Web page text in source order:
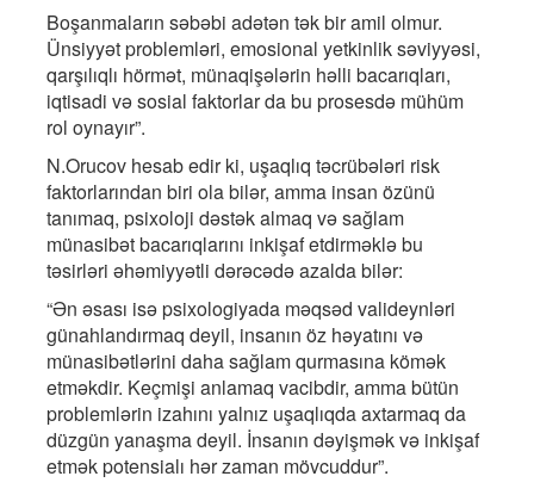
Boşanmaların səbəbi adətən tək bir amil olmur.
Ünsiyyət problemləri, emosional yetkinlik səviyyəsi,
qarşılıqlı hörmət, münaqişələrin həlli bacarıqları,
iqtisadi və sosial faktorlar da bu prosesdə mühüm
rol oynayır”.
N.Orucov hesab edir ki, uşaqlıq təcrübələri risk
faktorlarından biri ola bilər, amma insan özünü
tanımaq, psixoloji dəstək almaq və sağlam
münasibət bacarıqlarını inkişaf etdirməklə bu
təsirləri əhəmiyyətli dərəcədə azalda bilər:
“Ən əsası isə psixologiyada məqsəd valideynləri
günahlandırmaq deyil, insanın öz həyatını və
münasibətlərini daha sağlam qurmasına kömək
etməkdir. Keçmişi anlamaq vacibdir, amma bütün
problemlərin izahını yalnız uşaqlıqda axtarmaq da
düzgün yanaşma deyil. İnsanın dəyişmək və inkişaf
etmək potensialı hər zaman mövcuddur”.